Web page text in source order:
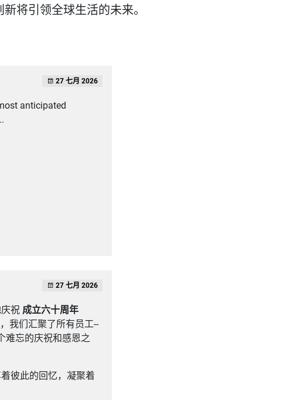
新将引领全球生活的未来。
27 七月 2026
anticipated
27 七月 2026
祝 成立六十周年
我们汇聚了所有员工--
难忘的庆祝和感恩之
彼此的回忆，凝聚着